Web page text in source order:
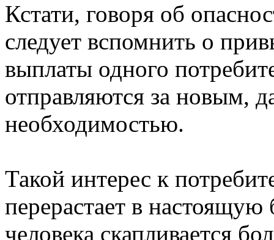
Кстати, говоря об
следует вспомнить о
выплаты одного
отправляются за новым,
необходимостью.
Такой интерес к
перерастает в настоящую
человека скапливается